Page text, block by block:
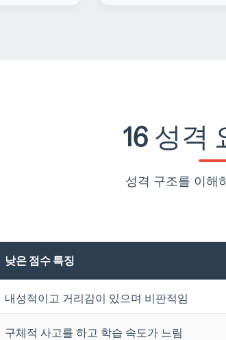
16 성격
성격 구조를 이해
낮은 점수 특징
내성적이고 거리감이 있으며 비판적임
구체적 사고를 하고 학습 속도가 느림